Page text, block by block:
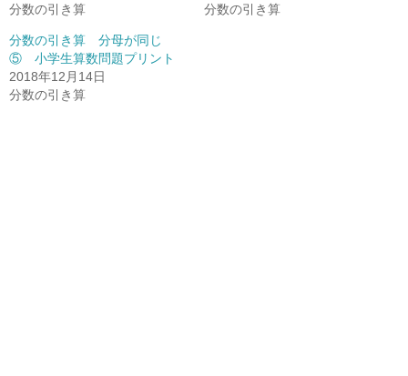
分数の引き算
分数の引き算
分数の引き算 分母が同じ
⑤ 小学生算数問題プリント
2018年12月14日
分数の引き算